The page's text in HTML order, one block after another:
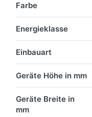
Farbe
Energieklasse
Einbauart
Geräte Höhe in mm
Geräte Breite in
mm